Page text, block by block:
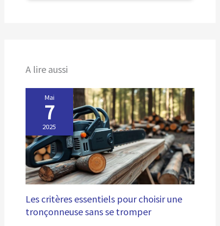
A lire aussi
Mai
7
2025
Les critères essentiels pour choisir une
tronçonneuse sans se tromper